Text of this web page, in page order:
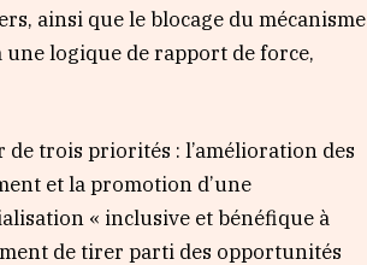
ainsi que le blocage du mécanisme
logique de rapport de force,
trois priorités : l’amélioration des
et la promotion d’une
« inclusive et bénéfique à
de tirer parti des opportunités